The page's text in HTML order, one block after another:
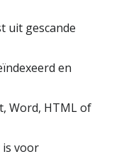
uit gescande
en
Word, HTML of
is voor